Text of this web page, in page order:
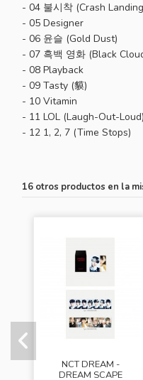
- 04 불시착 (Crash
- 05 Designer
- 06 윤슬 (Gold Dust)
- 07 흑백 영화 (Black
- 08 Playback
- 09 Tasty (貘)
- 10 Vitamin
- 11 LOL (Laugh-Out-Loud)
- 12 1, 2, 7 (Time Stops)
16 otros productos en la
NCT DREAM -
DREAM SCAPE